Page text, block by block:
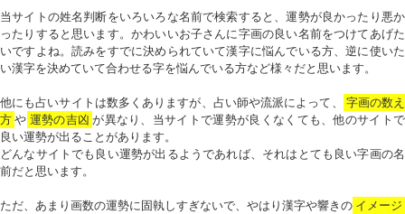
当サイトの姓名判断をいろいろな名前で検索すると、運勢が良かったり悪か
ったりすると思います。かわいいお子さんに字画の良い名前をつけてあげた
いですよね。読みをすでに決められていて漢字に悩んでいる方、逆に使いた
い漢字を決めていて合わせる字を悩んでいる方など様々だと思います。
他にも占いサイトは数多くありますが、占い師や流派によって、
字画の数え
方 や 運勢の吉凶 が異なり、当サイトで運勢が良くなくても、他のサイトで
良い運勢が出ることがあります。
どんなサイトでも良い運勢が出るようであれば、それはとても良い字画の名
前だと思います。
ただ、あまり画数の運勢に固執しすぎないで、やはり漢字や響きの イメージ